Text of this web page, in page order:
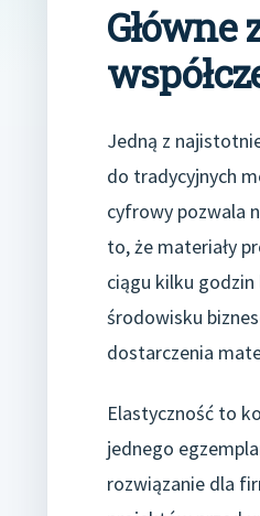
Jedną z
do tradycyjnych
cyfrowy pozwala
to, że materiały
ciągu kilku
środowisku
dostarczenia
Elastyczność to
jednego
rozwiązanie dla